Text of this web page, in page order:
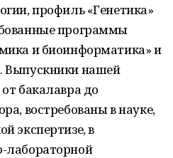
профиль «Генетика»
программы
и биоинформатика» и
Выпускники нашей
бакалавра до
востребованы в науке,
экспертизе, в
лабораторной